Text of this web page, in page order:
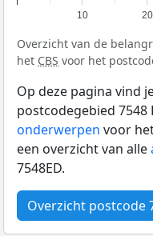
10 20
Overzicht van de
het CBS voor het
Op deze pagina vind
postcodegebied 7548
onderwerpen voor
een overzicht van alle
7548ED.
Overzicht postcode